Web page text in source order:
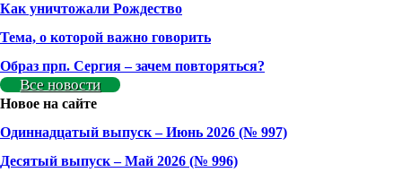
Как уничтожали Рождество
Тема, о которой важно говорить
Образ прп. Сергия – зачем повторяться?
Все новости
Новое на сайте
Одиннадцатый выпуск – Июнь 2026 (№ 997)
Деcятый выпуск – Май 2026 (№ 996)